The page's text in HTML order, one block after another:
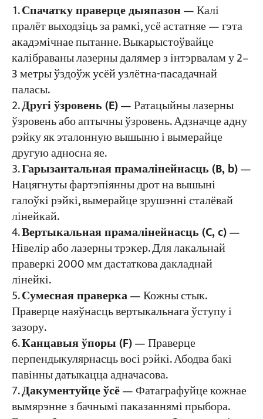
Спачатку праверце дыяпазон— Калі
пралёт выходзіць за рамкі, усё астатняе — гэта
акадэмічнае пытанне. Выкарыстоўвайце
калібраваны лазерны далямер з інтэрвалам у 2–
3 метры ўздоўж усёй узлётна-пасадачнай
паласы.
Другі ўзровень (E)— Ратацыйны лазерны
ўзровень або аптычны ўзровень. Адзначце адну
рэйку як эталонную вышыню і вымерайце
другую адносна яе.
Гарызантальная прамалінейнасць (B, b)—
Нацягнуты фартэпіянны дрот на вышыні
галоўкі рэйкі, вымерайце зрушэнні сталёвай
лінейкай.
Вертыкальная прамалінейнасць (C, c)—
Нівелір або лазерны трэкер. Для лакальнай
праверкі 2000 мм дастаткова дакладнай
лінейкі.
Сумесная праверка— Кожны стык.
Праверце наяўнасць вертыкальнага ўступу і
зазору.
Канцавыя ўпоры (F)— Праверце
перпендыкулярнасць восі рэйкі. Абодва бакі
павінны датыкацца адначасова.
Дакументуйце ўсё— Фатаграфуйце кожнае
вымярэнне з бачнымі паказаннямі прыбора.